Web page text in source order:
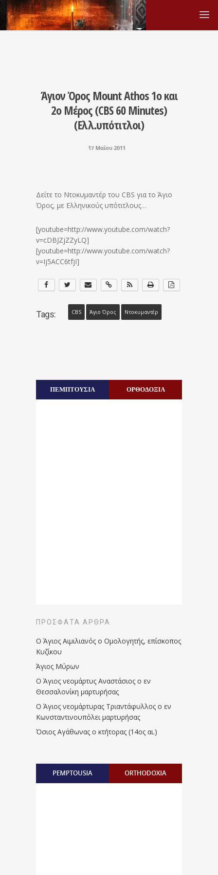
Άγιον Όρος Mount Athos 1o και
2ο Mέρος (CBS 60 Minutes)
(Ελλ.υπότιτλοι)
17 Μαΐου 2011
Δείτε το Ντοκυμαντέρ του CBS για το Άγιο
Όρος, με Ελληνικούς υπότιτλους…
[youtube=http://www.youtube.com/watch?
v=cDBJZjZZyLQ]
[youtube=http://www.youtube.com/watch?
v=Ij5ACC6tfjI]
Tags: CBS Άγιο Όρος Ντοκυμαντέρ
ΠΕΜΠΤΟΥΣΙΑ ΟΡΘΟΔΟΞΙΑ
ΠΡΌΣΦΑΤΑ ΆΡΘΡΑ
Ο Άγιος Αιμιλιανός ο Ομολογητής, επίσκοπος
Κυζίκου
Άγιος Μύρων
Ο Άγιος νεομάρτυς Αναστάσιος ο εν
Θεσσαλονίκη μαρτυρήσας
Ο Άγιος νεομάρτυρας Τριαντάφυλλος ο εν
Κωνσταντινουπόλει μαρτυρήσας
Όσιος Αγάθωνας ο κτήτορας (14ος αι.)
PEMPTOUSIA ORTHODOXIA